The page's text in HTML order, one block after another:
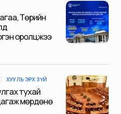
*гэж
Төрийн
оролцжээ
ХУУЛЬ ЭРХ ЗҮЙ
тухай
мөрдөнө